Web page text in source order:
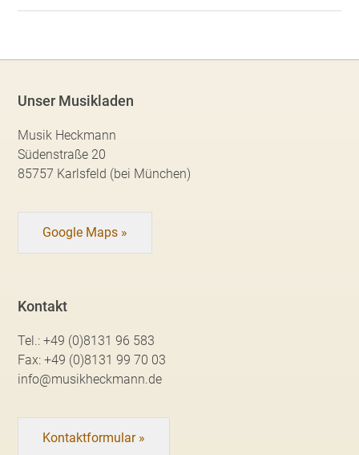
Unser Musikladen
Musik Heckmann
Südenstraße 20
85757 Karlsfeld (bei München)
Google Maps »
Kontakt
Tel.:+49 (0)8131 96 583
Fax:+49 (0)8131 99 70 03
info@musikheckmann.de
Kontaktformular »